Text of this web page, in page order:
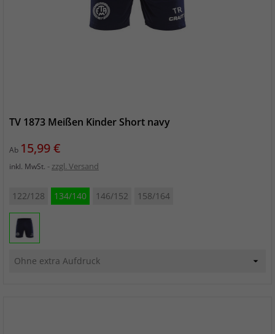
TV 1873 Meißen Kinder Short navy
Ab Preis
15,99 €
inkl. MwSt. zzgl. Versand
122/128 134/140 146/152 158/164